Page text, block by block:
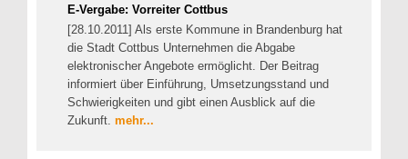
E-Vergabe: Vorreiter Cottbus
[28.10.2011] Als erste Kommune in Brandenburg hat
die Stadt Cottbus Unternehmen die Abgabe
elektronischer Angebote ermöglicht. Der Beitrag
informiert über Einführung, Umsetzungsstand und
Schwierigkeiten und gibt einen Ausblick auf die
Zukunft. mehr...